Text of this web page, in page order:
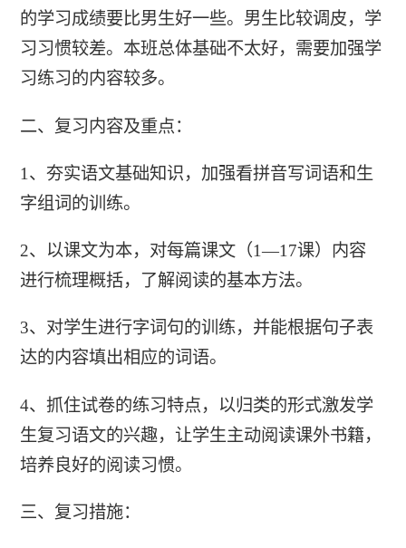
的学习成绩要比男生好一些。男生比较调皮，学
习习惯较差。本班总体基础不太好，需要加强学
习练习的内容较多。
二、复习内容及重点：
1、夯实语文基础知识，加强看拼音写词语和生
字组词的训练。
2、以课文为本，对每篇课文（1—17课）内容
进行梳理概括，了解阅读的基本方法。
3、对学生进行字词句的训练，并能根据句子表
达的内容填出相应的词语。
4、抓住试卷的练习特点，以归类的形式激发学
生复习语文的兴趣，让学生主动阅读课外书籍，
培养良好的阅读习惯。
三、复习措施：